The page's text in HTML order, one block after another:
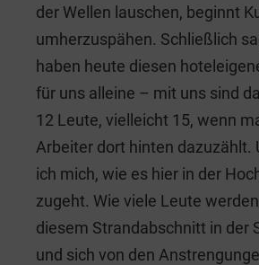
der Wellen lauschen, beginnt
umherzuspähen. Schließlich
haben heute diesen
für uns alleine – mit uns sind
12 Leute, vielleicht 15, wenn
Arbeiter dort hinten dazuzählt.
ich mich, wie es hier in der
zugeht. Wie viele Leute
diesem Strandabschnitt in der
und sich von den